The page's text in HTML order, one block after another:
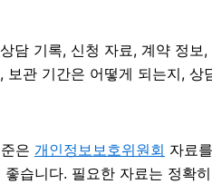
담 기록, 신청 자료, 계약 정
보관 기간은 어떻게 되는지,
은 개인정보보호위원회 자료
습니다. 필요한 자료는 정확